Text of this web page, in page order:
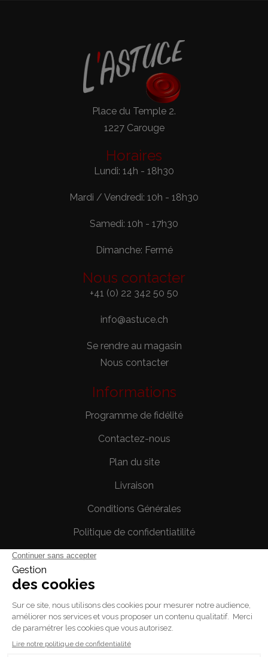
Place du Temple 2.
1227 Carouge
Horaires
Lundi: 14h - 18h30
Mardi / Vendredi: 10h - 18h30
Samedi: 10h - 17h30
Dimanche: Fermé
Nous contacter
+41 (0) 22 342 50 50
info@astuce.ch
Se rendre au magasin
Nous contacter
Informations
Programme de fidélité
Contactez-nous
Plan du site
Livraison
Conditions Générales
Politique de confidentiatilité
Votre compte
Informations personnelles
Commandes